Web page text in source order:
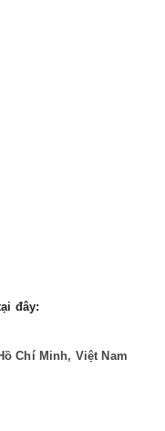
đây:
Chí Minh, Việt Nam